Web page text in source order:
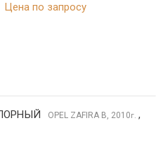
Цена по запросу
OPEL ZAFIRA B, 2010г. ,